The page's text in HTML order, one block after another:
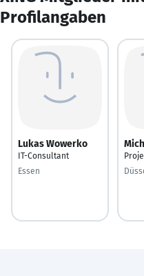
Profilangaben
Lukas Wowerko
IT-Consultant
Essen